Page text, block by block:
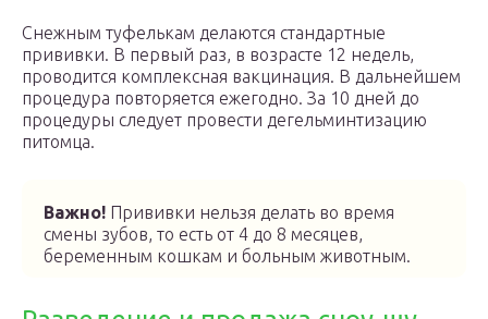
Снежным туфелькам делаются стандартные
прививки. В первый раз, в возрасте 12 недель,
проводится комплексная вакцинация. В дальнейшем
процедура повторяется ежегодно. За 10 дней до
процедуры следует провести дегельминтизацию
питомца.
Важно! Прививки нельзя делать во время
смены зубов, то есть от 4 до 8 месяцев,
беременным кошкам и больным животным.